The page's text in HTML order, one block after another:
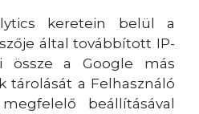
keretein belül a
által továbbított IP-
össze a Google más
tárolását a Felhasználó
beállításával